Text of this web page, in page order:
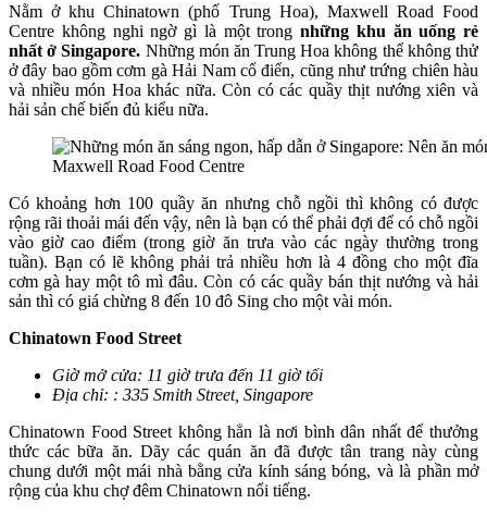
Nằm ở khu Chinatown (phố Trung Hoa), Maxwell Road Food
Centre không nghi ngờ gì là một trong những khu ăn uống rẻ
nhất ở Singapore. Những món ăn Trung Hoa không thể không thử
ở đây bao gồm cơm gà Hải Nam cổ điển, cũng như trứng chiên hàu
và nhiều món Hoa khác nữa. Còn có các quầy thịt nướng xiên và
hải sản chế biến đủ kiểu nữa.
Maxwell Road Food Centre
Có khoảng hơn 100 quầy ăn nhưng chỗ ngồi thì không có được
rộng rãi thoải mái đến vậy, nên là bạn có thể phải đợi để có chỗ ngồi
vào giờ cao điểm (trong giờ ăn trưa vào các ngày thường trong
tuần). Bạn có lẽ không phải trả nhiều hơn là 4 đồng cho một đĩa
cơm gà hay một tô mì đâu. Còn có các quầy bán thịt nướng và hải
sản thì có giá chừng 8 đến 10 đô Sing cho một vài món.
Chinatown Food Street
Giờ mở cửa: 11 giờ trưa đến 11 giờ tối
Địa chỉ: : 335 Smith Street, Singapore
Chinatown Food Street không hẳn là nơi bình dân nhất để thưởng
thức các bữa ăn. Dãy các quán ăn đã được tân trang này cùng
chung dưới một mái nhà bằng cửa kính sáng bóng, và là phần mở
rộng của khu chợ đêm Chinatown nổi tiếng.